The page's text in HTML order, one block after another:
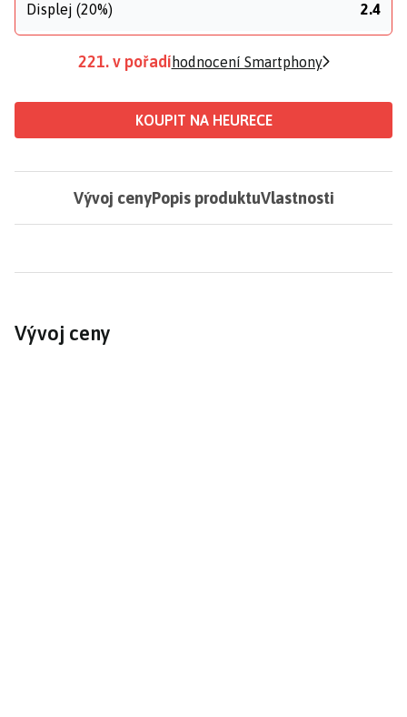
Displej (20%) 2.4
221. v pořadí hodnocení Smartphony
KOUPIT NA HEURECE
Vývoj cenyPopis produktuVlastnosti
Vývoj ceny